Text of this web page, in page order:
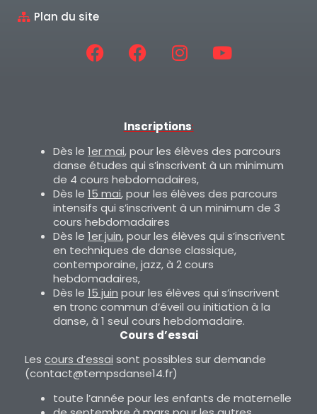
Plan du site
Inscriptions:
Dès le 1er mai, pour les élèves des parcours
danse études qui s’inscrivent à un minimum
de 4 cours hebdomadaires,
Dès le 15 mai, pour les élèves des parcours
intensifs qui s’inscrivent à un minimum de 3
cours hebdomadaires
Dès le 1er juin, pour les élèves qui s’inscrivent
en techniques de danse classique,
contemporaine, jazz, à 2 cours
hebdomadaires,
Dès le 15 juin pour les élèves qui s’inscrivent
en tronc commun d’éveil ou initiation à la
danse, à 1 seul cours hebdomadaire.
Cours d’essai
Les cours d’essai sont possibles sur demande
(contact@tempsdanse14.fr)
toute l’année pour les enfants de maternelle